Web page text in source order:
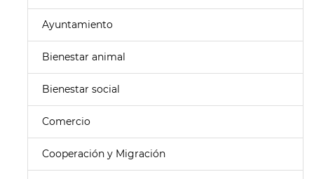
Ayuntamiento
Bienestar animal
Bienestar social
Comercio
Cooperación y Migración